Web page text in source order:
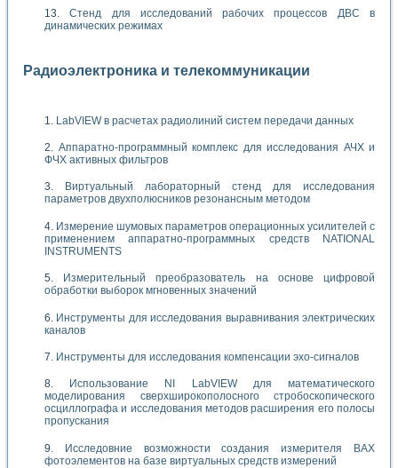
Стенд для исследований рабочих процессов ДВС в
динамических режимах
Радиоэлектроника и телекоммуникации
LabVIEW в расчетах радиолиний систем передачи данных
Аппаратно-программный комплекс для исследования АЧХ и
ФЧХ активных фильтров
Виртуальный лабораторный стенд для исследования
параметров двухполюсников резонансным методом
Измерение шумовых параметров операционных усилителей с
применением аппаратно-программных средств NATIONAL
INSTRUMENTS
Измерительный преобразователь на основе цифровой
обработки выборок мгновенных значений
Инструменты для исследования выравнивания электрических
каналов
Инструменты для исследования компенсации эхо-сигналов
Использование NI LabVIEW для математического
моделирования сверхширокополосного стробоскопического
осциллографа и исследования методов расширения его полосы
пропускания
Исследовние возможности создания измерителя ВАХ
фотоэлементов на базе виртуальных средств измерений